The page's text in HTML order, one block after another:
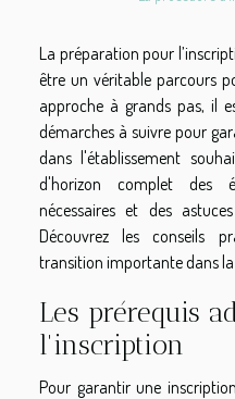
La préparation pour
être un véritable parcours
approche à grands pas, il
démarches à suivre pour
dans l'établissement
d'horizon complet des
nécessaires et des
Découvrez les conseils
transition importante dans
Les prérequis
l'inscription
Pour garantir une